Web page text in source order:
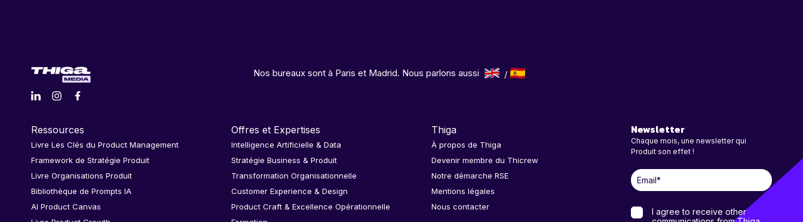
Nos bureaux sont à Paris et Madrid. Nous parlons aussi
Ressources
Livre Les Clés du Product Management
Framework de Stratégie Produit
Livre Organisations Produit
Bibliothèque de Prompts IA
AI Product Canvas
Offres et Expertises
Intelligence Artificielle & Data
Stratégie Business & Produit
Transformation Organisationnelle
Customer Experience & Design
Product Craft & Excellence Opérationnelle
Thiga
À propos de Thiga
Devenir membre du Thicrew
Notre démarche RSE
Mentions légales
Nous contacter
Newsletter
Chaque mois, une newsletter qui
Produit son effet !
I agree to receive other